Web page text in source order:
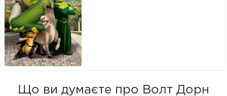
Що ви думаєте про Волт Дорн